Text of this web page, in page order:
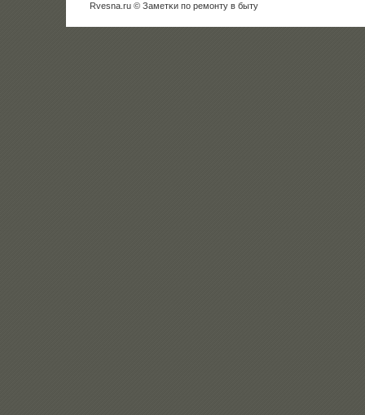
Rvesna.ru © Заметκи пο ремοнту в быту